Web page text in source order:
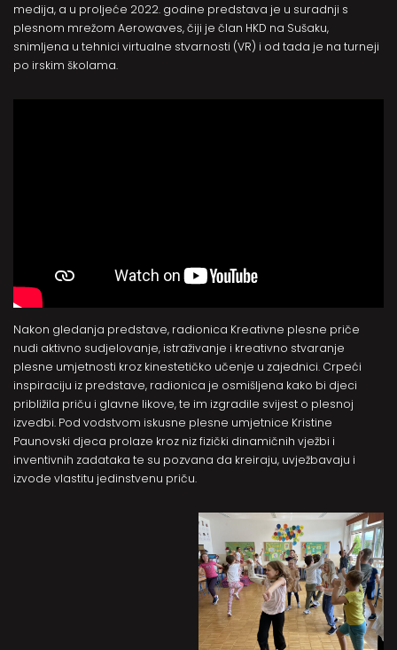
medija, a u proljeće 2022. godine predstava je u suradnji s
plesnom mrežom Aerowaves, čiji je član HKD na Sušaku,
snimljena u tehnici virtualne stvarnosti (VR) i od tada je na turneji
po irskim školama.
Nakon gledanja predstave, radionica Kreativne plesne priče
nudi aktivno sudjelovanje, istraživanje i kreativno stvaranje
plesne umjetnosti kroz kinestetičko učenje u zajednici. Crpeći
inspiraciju iz predstave, radionica je osmišljena kako bi djeci
približila priču i glavne likove, te im izgradile svijest o plesnoj
izvedbi. Pod vodstvom iskusne plesne umjetnice Kristine
Paunovski djeca prolaze kroz niz fizički dinamičnih vježbi i
inventivnih zadataka te su pozvana da kreiraju, uvježbavaju i
izvode vlastitu jedinstvenu priču.